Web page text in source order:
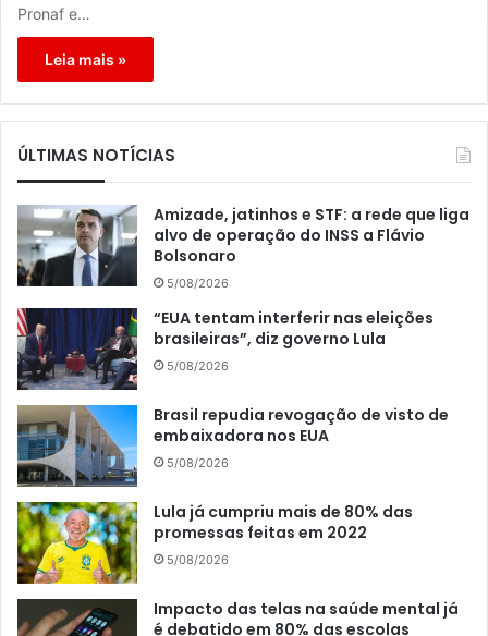
Pronaf e…
Leia mais »
ÚLTIMAS NOTÍCIAS
Amizade, jatinhos e STF: a rede que liga
alvo de operação do INSS a Flávio
Bolsonaro
5/08/2026
“EUA tentam interferir nas eleições
brasileiras”, diz governo Lula
5/08/2026
Brasil repudia revogação de visto de
embaixadora nos EUA
5/08/2026
Lula já cumpriu mais de 80% das
promessas feitas em 2022
5/08/2026
Impacto das telas na saúde mental já
é debatido em 80% das escolas